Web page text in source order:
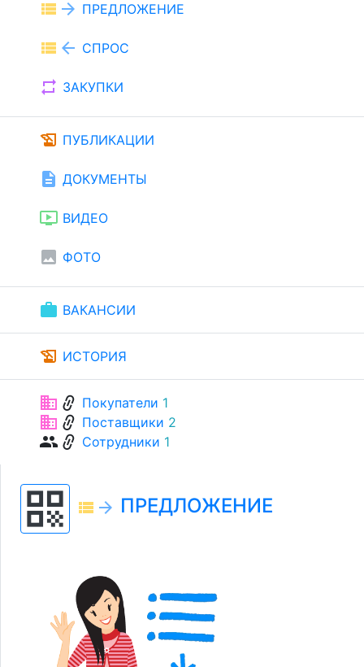
view_list arrow_forward ПРЕДЛОЖЕНИЕ
view_list arrow_back СПРОС
repeat ЗАКУПКИ
history_edu ПУБЛИКАЦИИ
description ДОКУМЕНТЫ
ondemand_video ВИДЕО
image ФОТО
work ВАКАНСИИ
history_edu ИСТОРИЯ
businesslink Покупатели 1
businesslink Поставщики 2
grouplink Сотрудники 1
qr_code view_list arrow_forward ПРЕДЛОЖЕНИЕ